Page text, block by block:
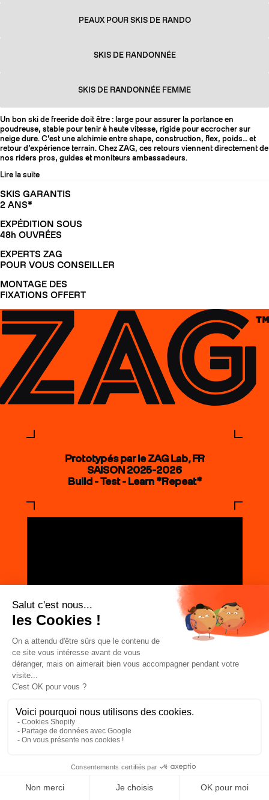
PEAUX POUR SKIS DE RANDO
SKIS DE RANDONNÉE
SKIS DE RANDONNÉE FEMME
Un bon ski de freeride doit être : large pour assurer la portance en
poudreuse, stable pour tenir à haute vitesse, rigide pour accrocher sur
neige dure. C’est une alchimie entre shape, construction, flex, poids… et
retour d’expérience terrain. Chez ZAG, ces retours viennent directement de
nos riders pros, guides et moniteurs ambassadeurs.
Lire la suite
SKIS GARANTIS
2 ANS*
EXPÉDITION SOUS
48h OUVRÉES
EXPERTS ZAG
POUR VOUS CONSEILLER
MONTAGE DES
FIXATIONS OFFERT
Prototypés par le ZAG Lab, FR
SAISON 2025-2026
Build - Test - Learn *Repeat*
REJOIGNEZ LA COMMUNAUTÉ